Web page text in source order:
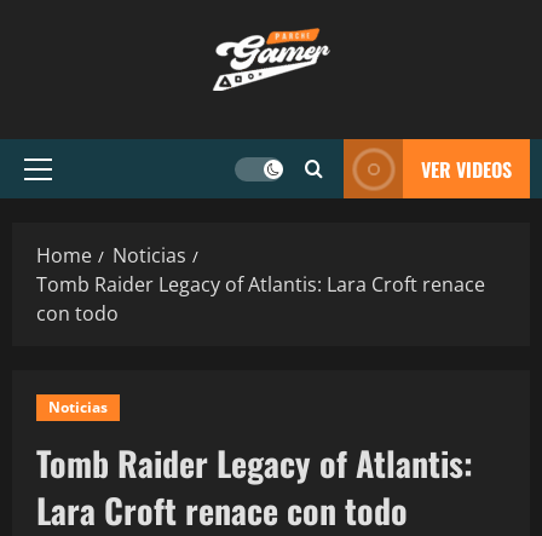
VER VIDEOS
Home
Noticias
Tomb Raider Legacy of Atlantis: Lara Croft renace
con todo
Noticias
Tomb Raider Legacy of Atlantis:
Lara Croft renace con todo